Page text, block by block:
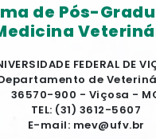
de Pós-
FEDERAL DE
de
36570-900 - Viçosa -
TEL: (31) 3612-5607
E-mail: mev@ufv.br